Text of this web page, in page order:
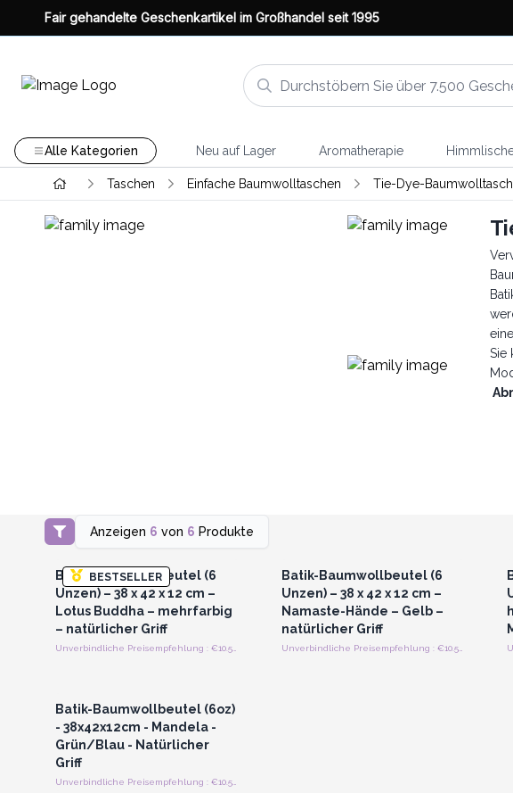
Fair gehandelte Geschenkartikel im Großhandel seit 1995
Alle Kategorien Neu auf Lager Aromatherapie
Taschen Einfache Baumwolltaschen Tie-Dye-
Sie
Anzeigen 6 von 6 Produkte
BESTSELLER
Anmelden oder Registrieren
für Großhandelspreise
Batik-Baumwollbeutel (6
Unzen) – 38 x 42 x 12 cm –
Lotus Buddha – mehrfarbig
– natürlicher Griff
Batik-Baumwollbeutel (6
Unzen) – 38 x 42 x 12 cm –
Namaste-Hände – Gelb –
natürlicher Griff
Unverbindliche Preisempfehlung : €10.50/stuck
Batik-Baumwollbeutel (6oz)
- 38x42x12cm - Mandela -
Grün/Blau - Natürlicher
Griff